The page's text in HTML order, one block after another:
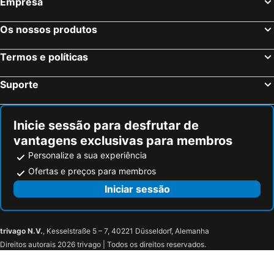
Manchester, Inglaterra Hotéis
Hounslow, Inglaterra Hotéis
Birmingham, Inglaterra Hotéis
Os nossos produtos
Termos e políticas
Suporte
Inicie sessão para desfrutar de
vantagens exclusivas para membros
Personalize a sua experiência
Ofertas e preços para membros
Iniciar sessão
trivago N.V., Kesselstraße 5 – 7, 40221 Düsseldorf, Alemanha
Direitos autorais 2026 trivago | Todos os direitos reservados.